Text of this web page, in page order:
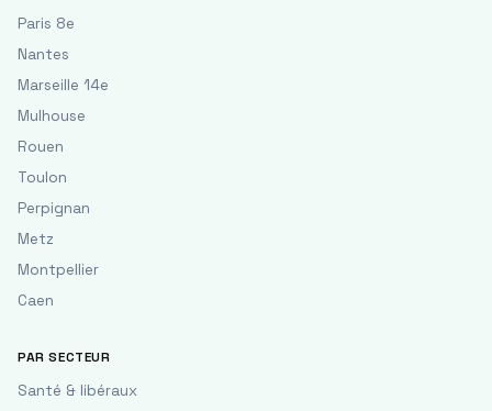
Paris 8e
Nantes
Marseille 14e
Mulhouse
Rouen
Toulon
Perpignan
Metz
Montpellier
Caen
PAR SECTEUR
Santé & libéraux